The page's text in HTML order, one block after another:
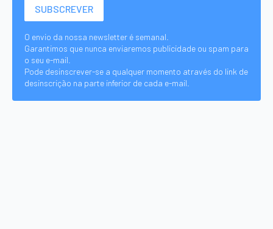
O envio da nossa newsletter é semanal.
Garantimos que nunca enviaremos publicidade ou spam para
o seu e-mail.
Pode desinscrever-se a qualquer momento através do link de
desinscrição na parte inferior de cada e-mail.